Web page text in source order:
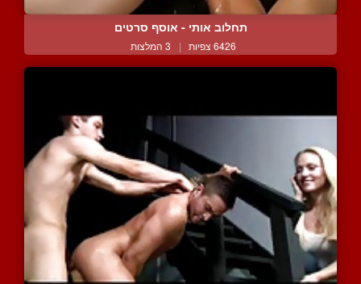
תחלוב אותי - אוסף סרטים
6426 צפיות | 3 המלצות